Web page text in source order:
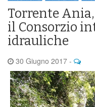
Torrente
il Consorzio
idrauliche
30 Giugno 2017 -